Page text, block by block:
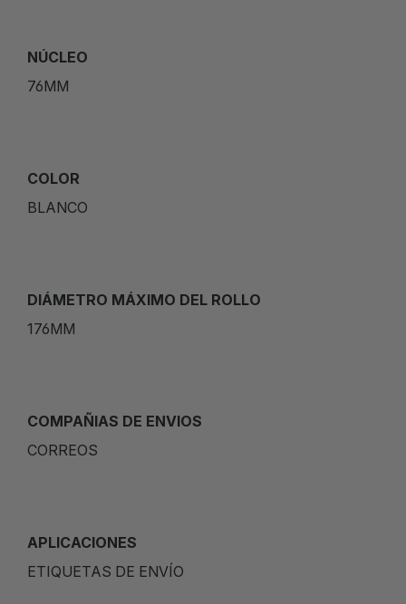
NÚCLEO
76MM
COLOR
BLANCO
DIÁMETRO MÁXIMO DEL ROLLO
176MM
COMPAÑIAS DE ENVIOS
CORREOS
APLICACIONES
ETIQUETAS DE ENVÍO